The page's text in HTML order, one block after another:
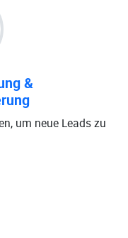
&
um neue Leads zu